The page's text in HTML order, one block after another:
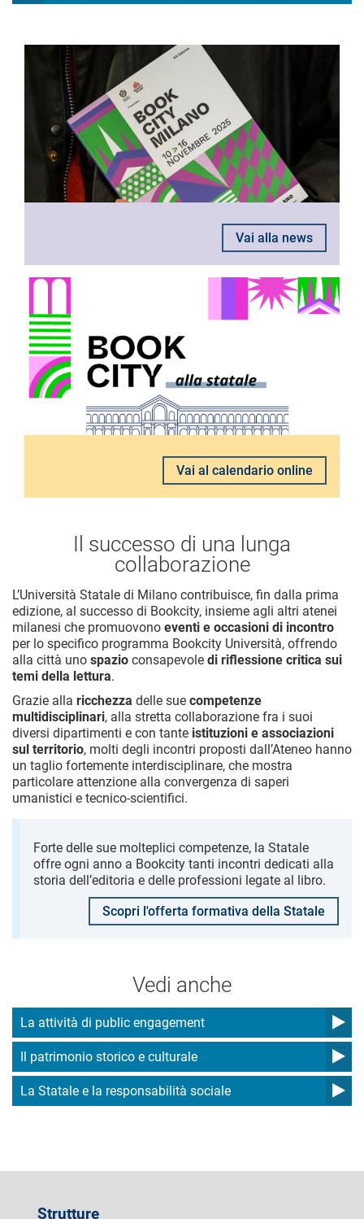
Vai alla news
Vai al calendario online
Il successo di una lunga
collaborazione
L’Università Statale di Milano contribuisce, fin dalla prima
edizione, al successo di Bookcity, insieme agli altri atenei
milanesi che promuovono eventi e occasioni di incontro
per lo specifico programma Bookcity Università, offrendo
alla città uno spazio consapevole di riflessione critica sui
temi della lettura.
Grazie alla ricchezza delle sue competenze
multidisciplinari, alla stretta collaborazione fra i suoi
diversi dipartimenti e con tante istituzioni e associazioni
sul territorio, molti degli incontri proposti dall’Ateneo hanno
un taglio fortemente interdisciplinare, che mostra
particolare attenzione alla convergenza di saperi
umanistici e tecnico-scientifici.
Forte delle sue molteplici competenze, la Statale
offre ogni anno a Bookcity tanti incontri dedicati alla
storia dell’editoria e delle professioni legate al libro.
Scopri l'offerta formativa della Statale
Vedi anche
La attività di public engagement
Il patrimonio storico e culturale
La Statale e la responsabilità sociale
Strutture